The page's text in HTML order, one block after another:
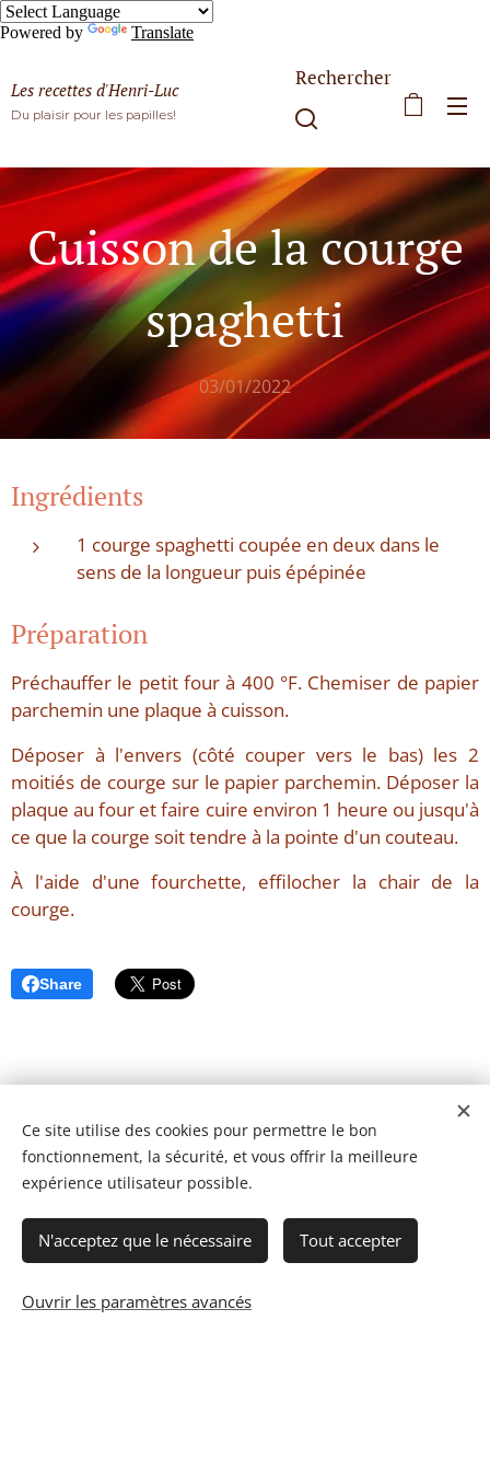
Powered by Translate
Les recettes d'Henri-Luc
Du plaisir pour les papilles!
Rechercher
Cuisson de la courge
spaghetti
03/01/2022
Ingrédients
1 courge spaghetti coupée en deux dans le
sens de la longueur puis épépinée
Préparation
Préchauffer le petit four à 400 °F. Chemiser de papier
parchemin une plaque à cuisson.
Déposer à l'envers (côté couper vers le bas) les 2
moitiés de courge sur le papier parchemin. Déposer la
plaque au four et faire cuire environ 1 heure ou jusqu'à
ce que la courge soit tendre à la pointe d'un couteau.
À l'aide d'une fourchette, effilocher la chair de la
courge.
Share
© 2023 Les recettes d'Henri-Luc. Tous droits réservés.
Ce site utilise des cookies pour permettre le bon
fonctionnement, la sécurité, et vous offrir la meilleure
expérience utilisateur possible.
N'acceptez que le nécessaire Tout accepter
Ouvrir les paramètres avancés